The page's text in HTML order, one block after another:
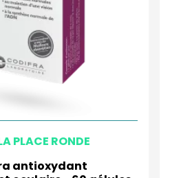
PLACE RONDE
antioxydant